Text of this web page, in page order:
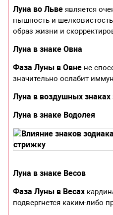
Луна во Льве является
пышность и
образ жизни и
Луна в знаке Овна
Фаза Луны в Овне не
значительно ослабит
Луна в воздушных знаках
Луна в знаке Водолея
Луна в знаке Весов
Фаза Луны в Весах
подвергнется каким-либо